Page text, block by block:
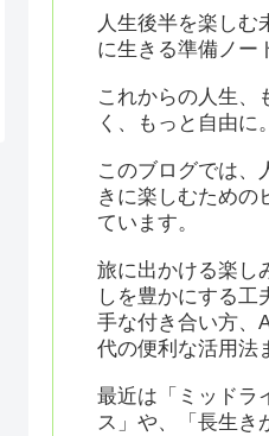
人生後半を楽し
に生きる準備ノー
これからの人生、
く、もっと自由に。
このブログでは、
きに楽しむための
ています。
旅に出かける楽し
しを豊かにする工
手な付き合い方、
代の便利な活用法
最近は「ミッドラ
ス」や、「長生き